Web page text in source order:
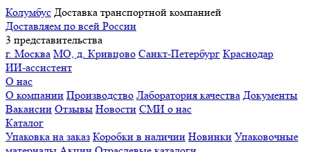
Колумбус Доставка транспортной компанией
Доставляем по всей России
3 представительства
г. Москва МО, д. Кривцово Санкт-Петербург Краснодар
ИИ-ассистент
О нас
О компании Производство Лаборатория качества Документы
Вакансии Отзывы Новости СМИ о нас
Каталог
Упаковка на заказ Коробки в наличии Новинки Упаковочные